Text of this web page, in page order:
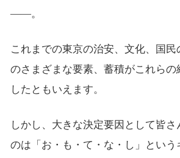
――。
これまでの東京の治安、文化、国
のさまざまな要素、蓄積がこれらの
したともいえます。
しかし、大きな決定要因として皆さ
のは「お・も・て・な・し」という